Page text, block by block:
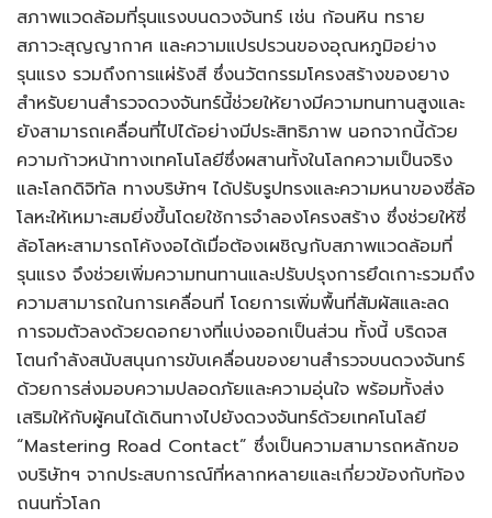
สภาพแวดล้อมที่รุนแรงบนดวงจันทร์ เช่น ก้อนหิน ทราย
สภาวะสุญญากาศ และความแปรปรวนของอุณหภูมิอย่าง
รุนแรง รวมถึงการแผ่รังสี ซึ่งนวัตกรรมโครงสร้างของยาง
สำหรับยานสำรวจดวงจันทร์นี้ช่วยให้ยางมีความทนทานสูงและ
ยังสามารถเคลื่อนที่ไปได้อย่างมีประสิทธิภาพ นอกจากนี้ด้วย
ความก้าวหน้าทางเทคโนโลยีซึ่งผสานทั้งในโลกความเป็นจริง
และโลกดิจิทัล ทางบริษัทฯ ได้ปรับรูปทรงและความหนาของซี่ล้อ
โลหะให้เหมาะสมยิ่งขึ้นโดยใช้การจำลองโครงสร้าง ซึ่งช่วยให้ซี่
ล้อโลหะสามารถโค้งงอได้เมื่อต้องเผชิญกับสภาพแวดล้อมที่
รุนแรง จึงช่วยเพิ่มความทนทานและปรับปรุงการยึดเกาะรวมถึง
ความสามารถในการเคลื่อนที่ โดยการเพิ่มพื้นที่สัมผัสและลด
การจมตัวลงด้วยดอกยางที่แบ่งออกเป็นส่วน ทั้งนี้ บริดจส
โตนกำลังสนับสนุนการขับเคลื่อนของยานสำรวจบนดวงจันทร์
ด้วยการส่งมอบความปลอดภัยและความอุ่นใจ พร้อมทั้งส่ง
เสริมให้กับผู้คนได้เดินทางไปยังดวงจันทร์ด้วยเทคโนโลยี
“Mastering Road Contact” ซึ่งเป็นความสามารถหลักขอ
งบริษัทฯ จากประสบการณ์ที่หลากหลายและเกี่ยวข้องกับท้อง
ถนนทั่วโลก